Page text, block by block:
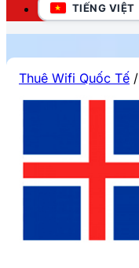
TIẾNG VIỆT
Thuê Wifi Quốc Tế /